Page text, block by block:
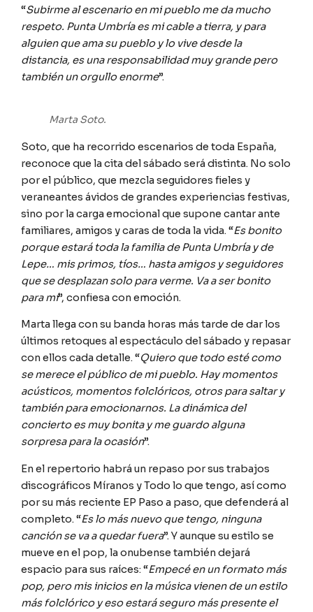
“Subirme al escenario en mi pueblo me da mucho
respeto. Punta Umbría es mi cable a tierra, y para
alguien que ama su pueblo y lo vive desde la
distancia, es una responsabilidad muy grande pero
también un orgullo enorme”.
Marta Soto.
Soto, que ha recorrido escenarios de toda España,
reconoce que la cita del sábado será distinta. No solo
por el público, que mezcla seguidores fieles y
veraneantes ávidos de grandes experiencias festivas,
sino por la carga emocional que supone cantar ante
familiares, amigos y caras de toda la vida. “Es bonito
porque estará toda la familia de Punta Umbría y de
Lepe… mis primos, tíos… hasta amigos y seguidores
que se desplazan solo para verme. Va a ser bonito
para mí”, confiesa con emoción.
Marta llega con su banda horas más tarde de dar los
últimos retoques al espectáculo del sábado y repasar
con ellos cada detalle. “Quiero que todo esté como
se merece el público de mi pueblo. Hay momentos
acústicos, momentos folclóricos, otros para saltar y
también para emocionarnos. La dinámica del
concierto es muy bonita y me guardo alguna
sorpresa para la ocasión”.
En el repertorio habrá un repaso por sus trabajos
discográficos Míranos y Todo lo que tengo, así como
por su más reciente EP Paso a paso, que defenderá al
completo. “Es lo más nuevo que tengo, ninguna
canción se va a quedar fuera”. Y aunque su estilo se
mueve en el pop, la onubense también dejará
espacio para sus raíces: “Empecé en un formato más
pop, pero mis inicios en la música vienen de un estilo
más folclórico y eso estará seguro más presente el